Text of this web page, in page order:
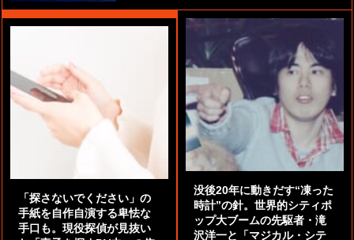
「探さないでください」の
手紙を自作自演する卑怯な
手口も。現役探偵が見抜い
没後20年に動きだす“凍った
時計”の針。世界的シティポ
ップ大ブームの先駆者・滝
沢洋一と「マジカル・シテ